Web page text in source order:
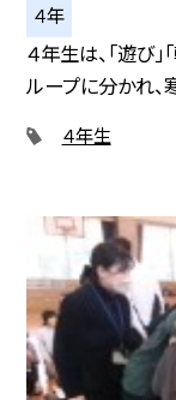
４年
４年生は、「遊び
ループに分かれ、
４年生